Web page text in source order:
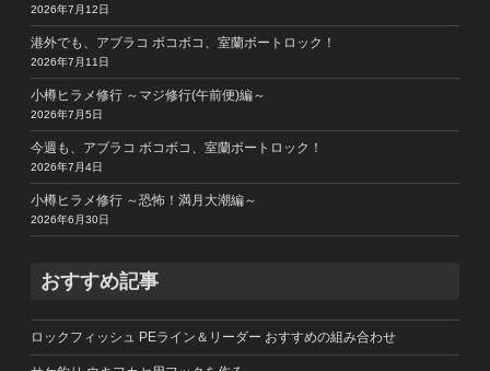
2026年7月12日
港外でも、アブラコ ボコボコ、室蘭ボートロック！
2026年7月11日
小樽ヒラメ修行 ～マジ修行(午前便)編～
2026年7月5日
今週も、アブラコ ボコボコ、室蘭ボートロック！
2026年7月4日
小樽ヒラメ修行 ～恐怖！満月大潮編～
2026年6月30日
おすすめ記事
ロックフィッシュ PEライン＆リーダー おすすめの組み合わせ